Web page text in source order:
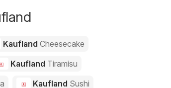
KauflandCheesecake
Kaufland Tiramisu
Kaufland Sushi